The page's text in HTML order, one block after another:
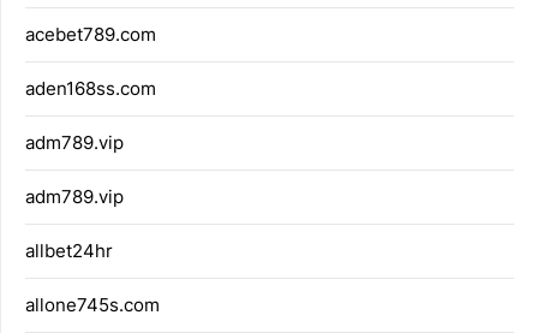
acebet789.com
aden168ss.com
adm789.vip
adm789.vip
allbet24hr
allone745s.com